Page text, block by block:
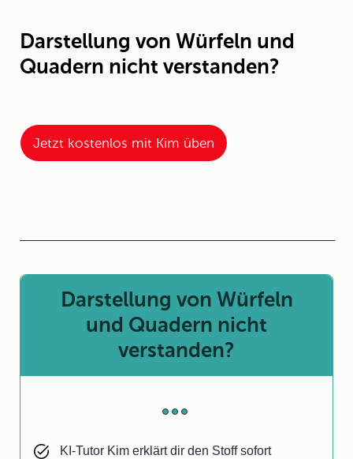
Darstellung von Würfeln und
Quadern nicht verstanden?
Jetzt kostenlos mit Kim üben
Darstellung von Würfeln
und Quadern nicht
verstanden?
KI-Tutor Kim erklärt dir den Stoff sofort